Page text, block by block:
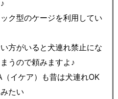
ク型のケージを利用してい
方がいると犬連れ禁止にな
うので頼みますよ♪
（イケア）も昔は犬連れOK
たい